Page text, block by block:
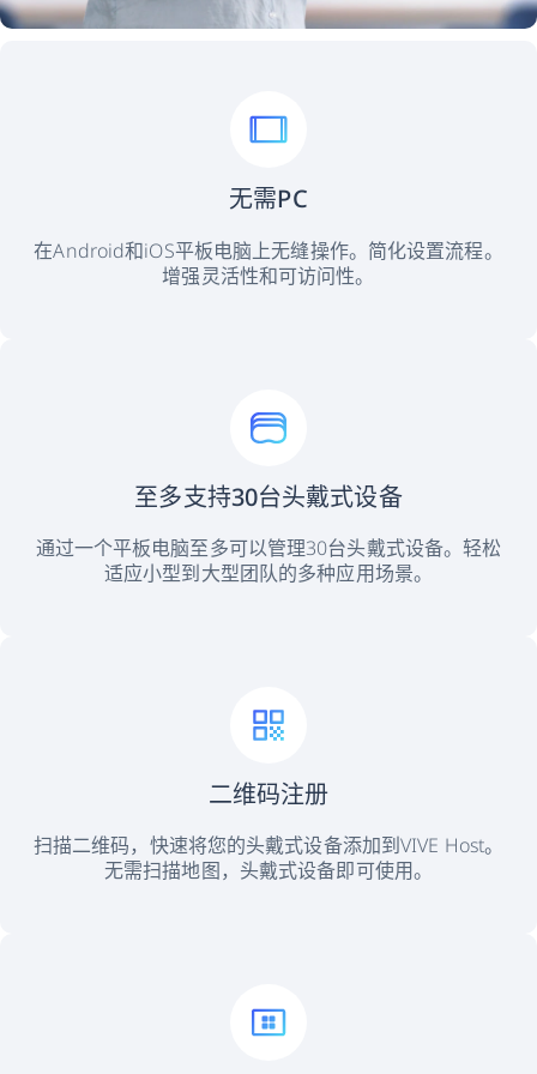
无需PC
在Android和iOS平板电脑上无缝操作。简化设置流程。
增强灵活性和可访问性。
至多支持30台头戴式设备
通过一个平板电脑至多可以管理30台头戴式设备。轻松
适应小型到大型团队的多种应用场景。
二维码注册
扫描二维码，快速将您的头戴式设备添加到VIVE Host。
无需扫描地图，头戴式设备即可使用。